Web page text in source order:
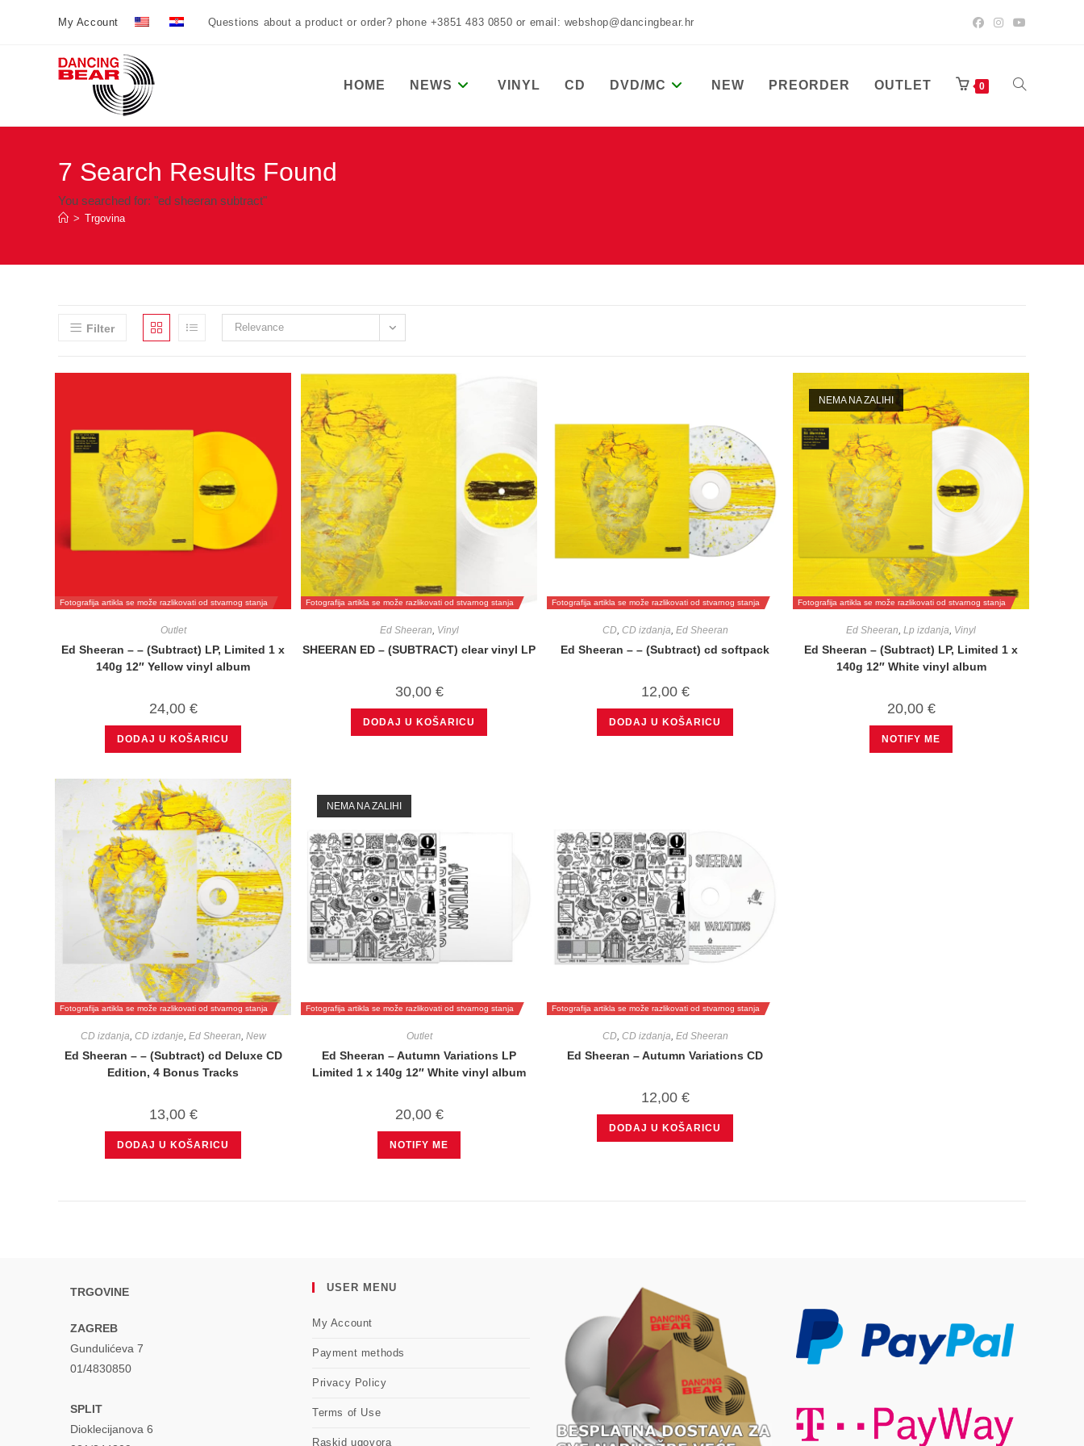
My Account Questions about a product or order? phone +3851 483 0850 or email: webshop@dancingbear.hr
HOME NEWS VINYL CD DVD/MC NEW PREORDER OUTLET 0 TOGGLE
7 Search Results Found
You searched for: "ed sheeran subtract"
> Trgovina
Filter Relevance
Fotografija artikla se može razlikovati od stvarnog stanja
Outlet
Ed Sheeran – – (Subtract) LP, Limited 1 x
140g 12″ Yellow vinyl album
24,00 €
DODAJ U KOŠARICU
Fotografija artikla se može razlikovati od stvarnog stanja
Ed Sheeran Vinyl
SHEERAN ED – (SUBTRACT) clear vinyl LP
30,00 €
DODAJ U KOŠARICU
Fotografija artikla se može razlikovati od stvarnog stanja
CD, CD izdanja Ed Sheeran
Ed Sheeran – – (Subtract) cd softpack
12,00 €
DODAJ U KOŠARICU
Fotografija artikla se može razlikovati od stvarnog stanja
NEMA NA ZALIHI
Ed Sheeran Lp izdanja Vinyl
Ed Sheeran – (Subtract) LP, Limited 1 x
140g 12″ White vinyl album
20,00 €
NOTIFY ME
Fotografija artikla se može razlikovati od stvarnog stanja
CD izdanja CD izdanje Ed Sheeran New
Ed Sheeran – – (Subtract) cd Deluxe CD
Edition, 4 Bonus Tracks
13,00 €
DODAJ U KOŠARICU
Fotografija artikla se može razlikovati od stvarnog stanja
NEMA NA ZALIHI
Outlet
Ed Sheeran – Autumn Variations LP
Limited 1 x 140g 12″ White vinyl album
20,00 €
NOTIFY ME
Fotografija artikla se može razlikovati od stvarnog stanja
CD, CD izdanja Ed Sheeran
Ed Sheeran – Autumn Variations CD
12,00 €
DODAJ U KOŠARICU
TRGOVINE
ZAGREB
Gundulićeva 7
01/4830850
SPLIT
Dioklecijanova 6
USER MENU
My Account
Payment methods
Privacy Policy
Terms of Use
Raskid ugovora